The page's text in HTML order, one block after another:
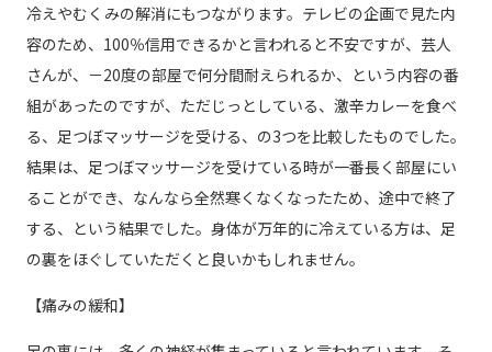
冷えやむくみの解消にもつながります。テレビの企画で見た内
容のため、100％信用できるかと言われると不安ですが、芸人
さんが、－20度の部屋で何分間耐えられるか、という内容の番
組があったのですが、ただじっとしている、激辛カレーを食べ
る、足つぼマッサージを受ける、の3つを比較したものでした。
結果は、足つぼマッサージを受けている時が一番長く部屋にい
ることができ、なんなら全然寒くなくなったため、途中で終了
する、という結果でした。身体が万年的に冷えている方は、足
の裏をほぐしていただくと良いかもしれません。
【痛みの緩和】